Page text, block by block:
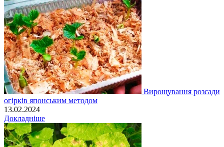
Вирощування розсади
огірків японським методом
13.02.2024
Докладніше